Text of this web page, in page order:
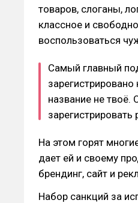
товаров, слоганы,
классное и
воспользоваться
Самый главный
название не твоё.
На этом горят
дает ей и своему
брендинг, сайт и
Набор санкций за